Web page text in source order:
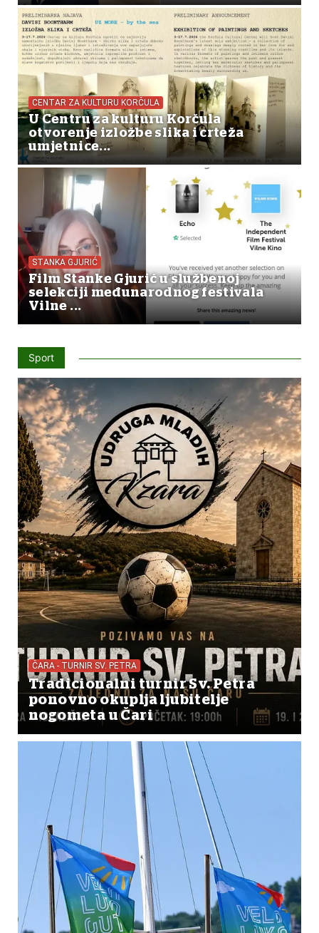
CENTAR ZA KULTURU KORČULA
U Centru za kulturu Korčula
otvorenje izložbe slika i crteža
umjetnice...
STANKA GJURIĆ
Film Stanke Gjurić u službenoj
selekciji međunarodnog festivala
Vilne ...
Sport
ČARA - TURNIR SV. PETRA
Tradicionalni turnir Sv. Petra
ponovno okuplja ljubitelje
nogometa u Čari